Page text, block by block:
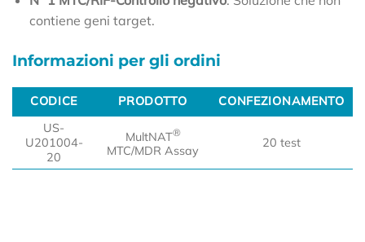
contiene geni target.
Informazioni per gli ordini
CODICE PRODOTTO
CONFEZIONAMENTO
CODICE
PRODOTTO CONFEZIONAMENTO
US-
U201004-
20
MultNAT®
MTC/MDR Assay
20 test